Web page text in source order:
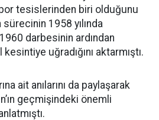
tesislerinden biri olduğunu
1958 yılında
1960 darbesinin ardından
kesintiye uğradığını aktarmıştı.
ait anılarını da paylaşarak
geçmişindeki önemli